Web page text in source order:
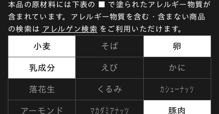
本品の原材料には下表の ■ で塗られたアレルギー物質が
含まれています。アレルギー物質を含む・含まない商品
の検索は アレルゲン検索 をご利用いただけます。
小麦 そば 卵
乳成分 えび かに
落花生 くるみ カシューナッツ
アーモンド マカダミアナッツ 豚肉